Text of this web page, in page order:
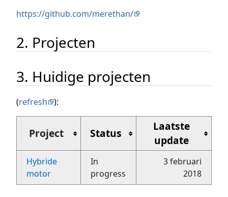
https://github.com/merethan/
2. Projecten
3. Huidige projecten
(refresh ):
Project Status
Laatste
update
Hybride
motor
In
progress
3 februari
2018